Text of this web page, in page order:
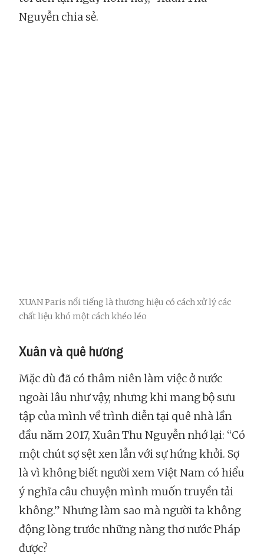
Nguyễn chia sẻ.
XUAN Paris nổi tiếng là thương hiệu có cách xử lý các
chất liệu khó một cách khéo léo
Xuân và quê hương
Mặc dù đã có thâm niên làm việc ở nước
ngoài lâu như vậy, nhưng khi mang bộ sưu
tập của mình về trình diễn tại quê nhà lần
đầu năm 2017, Xuân Thu Nguyễn nhớ lại: “Có
một chút sợ sệt xen lẫn với sự hứng khởi. Sợ
là vì không biết người xem Việt Nam có hiểu
ý nghĩa câu chuyện mình muốn truyền tải
không.” Nhưng làm sao mà người ta không
động lòng trước những nàng thơ nước Pháp
được?